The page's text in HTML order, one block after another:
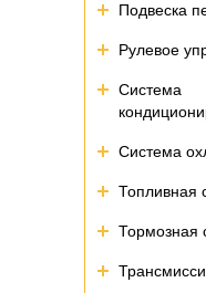
Подвеска
Рулевое
Система
Система
Топливная
Тормозная